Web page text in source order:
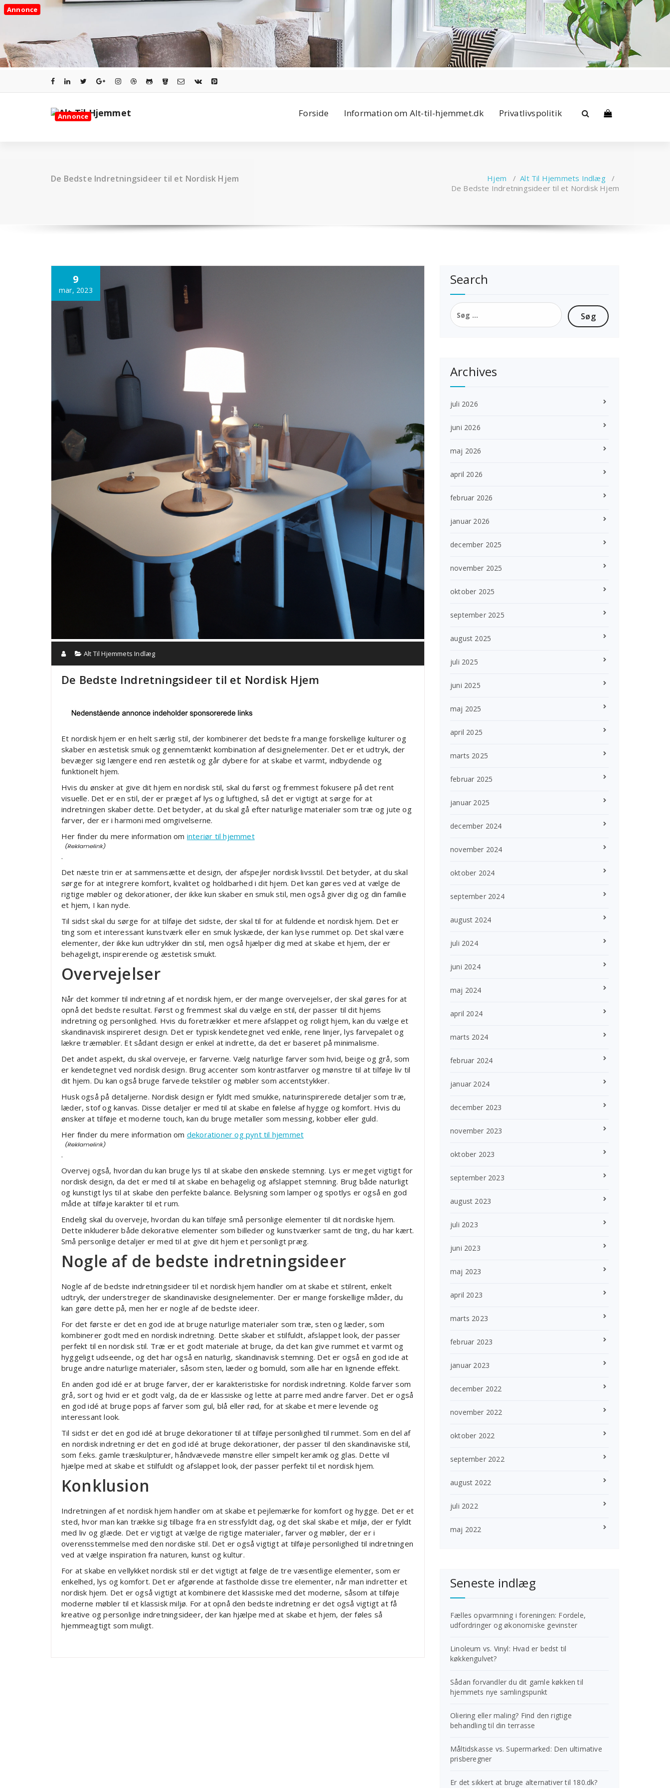
Videre
tilAnnonce
Annonce Forside Information om Alt-til-hjemmet.dk Privatlivspolitik
De Bedste Indretningsideer til et Nordisk Hjem Hjem /Alt Til Hjemmets Indlæg/
De Bedste Indretningsideer til et Nordisk Hjem
9
mar, 2023
Annonce
Alt Til Hjemmets Indlæg
De Bedste Indretningsideer til et Nordisk Hjem
Et nordisk hjem er en helt særlig stil, der kombinerer det bedste fra mange forskellige kulturer og
skaber en æstetisk smuk og gennemtænkt kombination af designelementer. Det er et udtryk, der
bevæger sig længere end ren æstetik og går dybere for at skabe et varmt, indbydende og
funktionelt hjem.
Hvis du ønsker at give dit hjem en nordisk stil, skal du først og fremmest fokusere på det rent
visuelle. Det er en stil, der er præget af lys og luftighed, så det er vigtigt at sørge for at
indretningen skaber dette. Det betyder, at du skal gå efter naturlige materialer som træ og jute og
farver, der er i harmoni med omgivelserne.
Her finder du mere information om interiør til hjemmet
.
Det næste trin er at sammensætte et design, der afspejler nordisk livsstil. Det betyder, at du skal
sørge for at integrere komfort, kvalitet og holdbarhed i dit hjem. Det kan gøres ved at vælge de
rigtige møbler og dekorationer, der ikke kun skaber en smuk stil, men også giver dig og din familie
et hjem, I kan nyde.
Til sidst skal du sørge for at tilføje det sidste, der skal til for at fuldende et nordisk hjem. Det er
ting som et interessant kunstværk eller en smuk lyskæde, der kan lyse rummet op. Det skal være
elementer, der ikke kun udtrykker din stil, men også hjælper dig med at skabe et hjem, der er
behageligt, inspirerende og æstetisk smukt.
Overvejelser
Når det kommer til indretning af et nordisk hjem, er der mange overvejelser, der skal gøres for at
opnå det bedste resultat. Først og fremmest skal du vælge en stil, der passer til dit hjems
indretning og personlighed. Hvis du foretrækker et mere afslappet og roligt hjem, kan du vælge et
skandinavisk inspireret design. Det er typisk kendetegnet ved enkle, rene linjer, lys farvepalet og
lækre træmøbler. Et sådant design er enkel at indrette, da det er baseret på minimalisme.
Det andet aspekt, du skal overveje, er farverne. Vælg naturlige farver som hvid, beige og grå, som
er kendetegnet ved nordisk design. Brug accenter som kontrastfarver og mønstre til at tilføje liv til
dit hjem. Du kan også bruge farvede tekstiler og møbler som accentstykker.
Husk også på detaljerne. Nordisk design er fyldt med smukke, naturinspirerede detaljer som træ,
læder, stof og kanvas. Disse detaljer er med til at skabe en følelse af hygge og komfort. Hvis du
ønsker at tilføje et moderne touch, kan du bruge metaller som messing, kobber eller guld.
Her finder du mere information om dekorationer og pynt til hjemmet
.
Overvej også, hvordan du kan bruge lys til at skabe den ønskede stemning. Lys er meget vigtigt for
nordisk design, da det er med til at skabe en behagelig og afslappet stemning. Brug både naturligt
og kunstigt lys til at skabe den perfekte balance. Belysning som lamper og spotlys er også en god
måde at tilføje karakter til et rum.
Endelig skal du overveje, hvordan du kan tilføje små personlige elementer til dit nordiske hjem.
Dette inkluderer både dekorative elementer som billeder og kunstværker samt de ting, du har kært.
Små personlige detaljer er med til at give dit hjem et personligt præg.
Nogle af de bedste indretningsideer
Nogle af de bedste indretningsideer til et nordisk hjem handler om at skabe et stilrent, enkelt
udtryk, der understreger de skandinaviske designelementer. Der er mange forskellige måder, du
kan gøre dette på, men her er nogle af de bedste ideer.
For det første er det en god ide at bruge naturlige materialer som træ, sten og læder, som
kombinerer godt med en nordisk indretning. Dette skaber et stilfuldt, afslappet look, der passer
perfekt til en nordisk stil. Træ er et godt materiale at bruge, da det kan give rummet et varmt og
hyggeligt udseende, og det har også en naturlig, skandinavisk stemning. Det er også en god ide at
bruge andre naturlige materialer, såsom sten, læder og bomuld, som alle har en lignende effekt.
En anden god idé er at bruge farver, der er karakteristiske for nordisk indretning. Kolde farver som
grå, sort og hvid er et godt valg, da de er klassiske og lette at parre med andre farver. Det er også
en god idé at bruge pops af farver som gul, blå eller rød, for at skabe et mere levende og
interessant look.
Til sidst er det en god idé at bruge dekorationer til at tilføje personlighed til rummet. Som en del af
en nordisk indretning er det en god idé at bruge dekorationer, der passer til den skandinaviske stil,
som f.eks. gamle træskulpturer, håndvævede mønstre eller simpelt keramik og glas. Dette vil
hjælpe med at skabe et stilfuldt og afslappet look, der passer perfekt til et nordisk hjem.
Konklusion
Indretningen af et nordisk hjem handler om at skabe et pejlemærke for komfort og hygge. Det er et
sted, hvor man kan trække sig tilbage fra en stressfyldt dag, og det skal skabe et miljø, der er fyldt
med liv og glæde. Det er vigtigt at vælge de rigtige materialer, farver og møbler, der er i
overensstemmelse med den nordiske stil. Det er også vigtigt at tilføje personlighed til indretningen
ved at vælge inspiration fra naturen, kunst og kultur.
For at skabe en vellykket nordisk stil er det vigtigt at følge de tre væsentlige elementer, som er
enkelhed, lys og komfort. Det er afgørende at fastholde disse tre elementer, når man indretter et
nordisk hjem. Det er også vigtigt at kombinere det klassiske med det moderne, såsom at tilføje
moderne møbler til et klassisk miljø. For at opnå den bedste indretning er det også vigtigt at få
kreative og personlige indretningsideer, der kan hjælpe med at skabe et hjem, der føles så
hjemmeagtigt som muligt.
Search
Søg
efter:
Archives
juli 2026
juni 2026
maj 2026
april 2026
februar 2026
januar 2026
december 2025
november 2025
oktober 2025
september 2025
august 2025
juli 2025
juni 2025
maj 2025
april 2025
marts 2025
februar 2025
januar 2025
december 2024
november 2024
oktober 2024
september 2024
august 2024
juli 2024
juni 2024
maj 2024
april 2024
marts 2024
februar 2024
januar 2024
december 2023
november 2023
oktober 2023
september 2023
august 2023
juli 2023
juni 2023
maj 2023
april 2023
marts 2023
februar 2023
januar 2023
december 2022
november 2022
oktober 2022
september 2022
august 2022
juli 2022
maj 2022
Seneste indlæg
Fælles opvarmning i foreningen: Fordele,
udfordringer og økonomiske gevinster
Linoleum vs. Vinyl: Hvad er bedst til
køkkengulvet?
Sådan forvandler du dit gamle køkken til
hjemmets nye samlingspunkt
Oliering eller maling? Find den rigtige
behandling til din terrasse
Måltidskasse vs. Supermarked: Den ultimative
prisberegner
Er det sikkert at bruge alternativer til 180.dk?